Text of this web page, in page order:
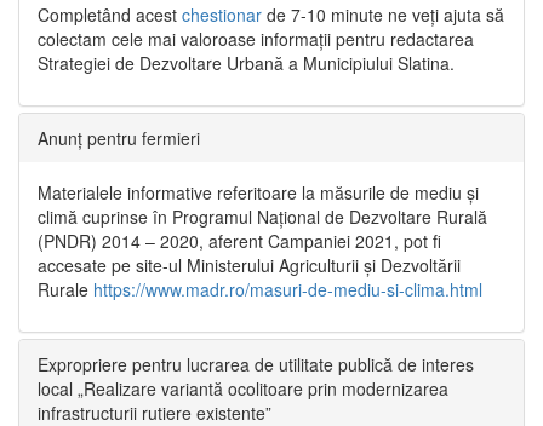
Completând acest chestionar de 7-10 minute ne veți ajuta să
colectam cele mai valoroase informații pentru redactarea
Strategiei de Dezvoltare Urbană a Municipiului Slatina.
Anunț pentru fermieri
Materialele informative referitoare la măsurile de mediu și
climă cuprinse în Programul Național de Dezvoltare Rurală
(PNDR) 2014 – 2020, aferent Campaniei 2021, pot fi
accesate pe site-ul Ministerului Agriculturii și Dezvoltării
Rurale https://www.madr.ro/masuri-de-mediu-si-clima.html
Expropriere pentru lucrarea de utilitate publică de interes
local „Realizare variantă ocolitoare prin modernizarea
infrastructurii rutiere existente”